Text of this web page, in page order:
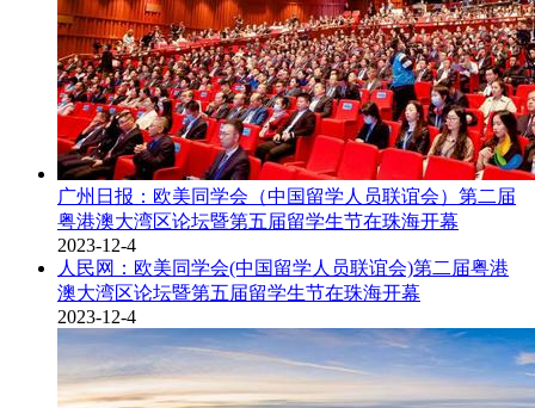
广州日报：欧美同学会（中国留学人员联谊会）第二届
粤港澳大湾区论坛暨第五届留学生节在珠海开幕
2023-12-4
人民网：欧美同学会(中国留学人员联谊会)第二届粤港
澳大湾区论坛暨第五届留学生节在珠海开幕
2023-12-4